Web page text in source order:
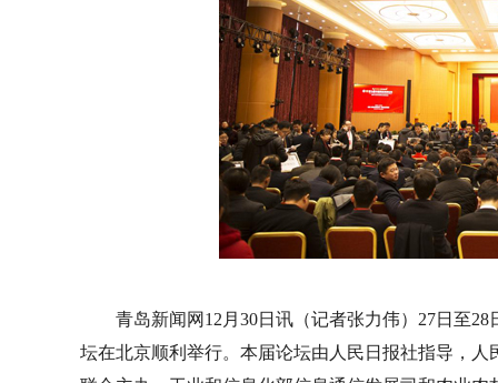
青岛新闻网12月30日讯（记者张力伟）27日至
坛在北京顺利举行。本届论坛由人民日报社指导，